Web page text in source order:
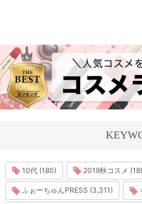
10代 (180) 2019秋コスメ
ふぉーちゅんPRESS (3,311)